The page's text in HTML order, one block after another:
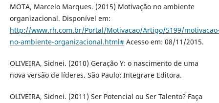
MOTA, Marcelo Marques. (2015) Motivação no ambiente
organizacional. Disponível em:
http://www.rh.com.br/Portal/Motivacao/Artigo/5199/
no-ambiente-organizacional.html#Acesso em: 08/11/2015.
OLIVEIRA, Sidnei. (2010) Geração Y: o nascimento de uma
nova versão de líderes. São Paulo: Integrare Editora.
OLIVEIRA, Sidnei. (2011) Ser Potencial ou Ser Talento? Faça